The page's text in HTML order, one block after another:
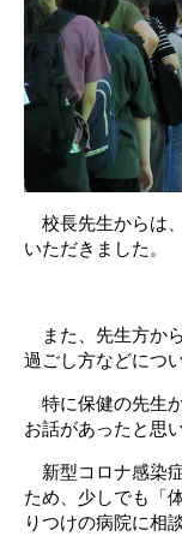
校長先生からは
いただきました。
また、先生方か
過ごし方などにつ
特に保健の先生
お話があったと思
新型コロナ感染
ため、少しでも「
りつけの病院に相